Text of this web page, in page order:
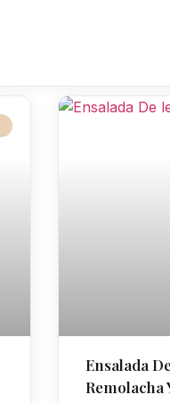
Ensalada
Remolacha